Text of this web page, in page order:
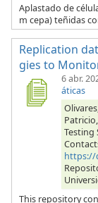
Aplastado de
m cepa) teñidas
Replication
gies to
6 abr.
áticas
Testing
https://
This repository